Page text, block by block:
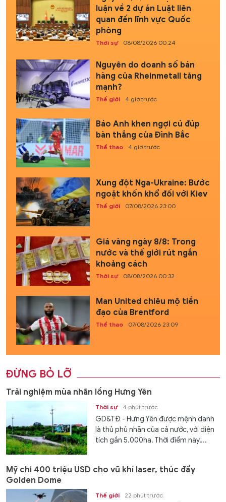
luận về 2 dự án Luật liên
quan đến lĩnh vực Quốc
phòng
Thời sự 08/08/2026 00:24
Nguyên do doanh số bán
hàng của Rheinmetall tăng
mạnh?
Thế giới 4 giờ trước
Báo Anh khen ngợi cú đúp
bàn thắng của Đình Bắc
Thể thao 4 giờ trước
Xung đột Nga-Ukraine: Bước
ngoặt khốn khổ đối với Kiev
Thế giới 07/08/2026 23:00
Giá vàng ngày 8/8: Trong
nước và thế giới rút ngắn
khoảng cách
Thời sự 08/08/2026 00:32
Man United chiêu mộ tiền
đạo của Brentford
Thể thao 07/08/2026 23:09
ĐỪNG BỎ LỠ
Trải nghiệm mùa nhãn lồng Hưng Yên
Thời sự 4 phút trước
GD&TĐ - Hưng Yên được mệnh danh
là thủ phủ nhãn của cả nước, với diện
tích gần 5.000ha. Thời điểm này,...
Mỹ chi 400 triệu USD cho vũ khí laser, thúc đẩy
Golden Dome
Thế giới 22 phút trước